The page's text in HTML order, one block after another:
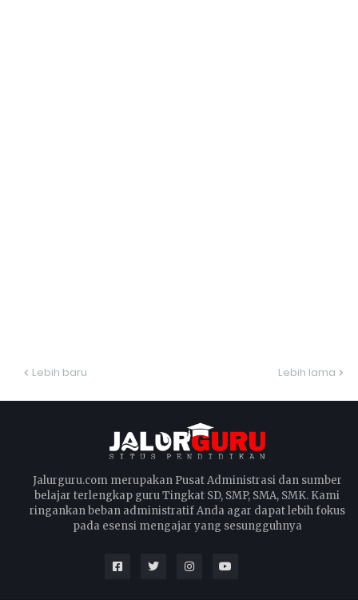
Lebih baru Lebih lama
Jalurguru.com merupakan Pusat Administrasi dan sumber
belajar terlengkap guru Tingkat SD, SMP, SMA, SMK. Kami
ringankan beban administratif Anda agar dapat lebih fokus
pada esensi mengajar yang sesungguhnya